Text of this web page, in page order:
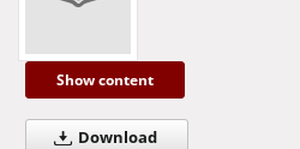
Show content
Download